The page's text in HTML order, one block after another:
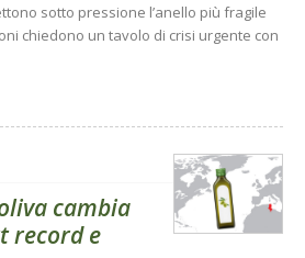
sotto pressione l’anello più fragile
chiedono un tavolo di crisi urgente con
cambia
record e